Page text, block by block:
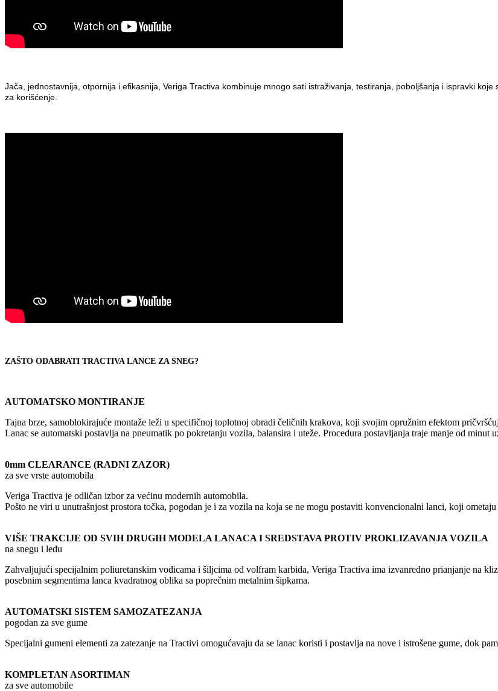
Jača, jednostavnija, otpornija i efikasnija, Veriga Tractiva kombinuje mnogo sati istraživanja, testiranja, poboljšanja i ispravki
za korišćenje.
ZAŠTO ODABRATI TRACTIVA LANCE ZA SNEG?
AUTOMATSKO MONTIRANJE
Tajna brze, samoblokirajuće montaže leži u specifičnoj toplotnoj obradi čeličnih krakova, koji svojim opružnim efektom
Lanac se automatski postavlja na pneumatik po pokretanju vozila, balansira i uteže. Procedura postavljanja traje manje od minut
0mm CLEARANCE (RADNI ZAZOR)
za sve vrste automobila
Veriga Tractiva je odličan izbor za većinu modernih automobila.
Pošto ne viri u unutrašnjost prostora točka, pogodan je i za vozila na koja se ne mogu postaviti konvencionalni lanci, koji
VIŠE TRAKCIJE OD SVIH DRUGIH MODELA LANACA I SREDSTAVA PROTIV PROKLIZAVANJA VOZILA
na snegu i ledu
Zahvaljujući specijalnim poliuretanskim vođicama i šiljcima od volfram karbida, Veriga Tractiva ima izvanredno prianjanje na
posebnim segmentima lanca kvadratnog oblika sa poprečnim metalnim šipkama.
AUTOMATSKI SISTEM SAMOZATEZANJA
pogodan za sve gume
Specijalni gumeni elementi za zatezanje na Tractivi omogućavaju da se lanac koristi i postavlja na nove i istrošene gume, dok
KOMPLETAN ASORTIMAN
za sve automobile